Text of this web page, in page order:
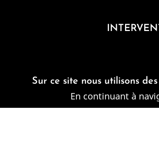
Sur ce site nous utilisons
En continuant à